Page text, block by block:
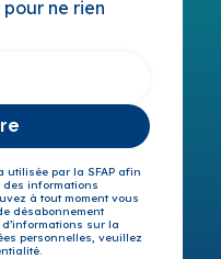
ne rien
utilisée par la SFAP afin
des informations
à tout moment vous
désabonnement
sur la
personnelles, veuillez